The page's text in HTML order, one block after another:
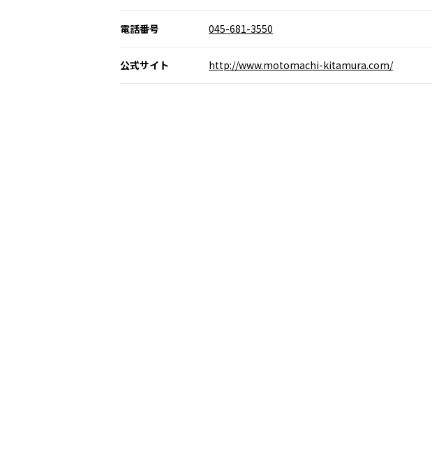
電話番号 045-681-3550
公式サイト http://www.motomachi-kitamura.com/